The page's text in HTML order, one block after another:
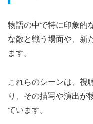
物語の中で特に印象的
な敵と戦う場面や、新
ます。
これらのシーンは、視
り、その描写や演出が
ています。